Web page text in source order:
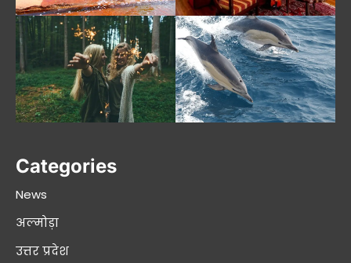
Categories
News
अल्मोड़ा
उत्तर प्रदेश